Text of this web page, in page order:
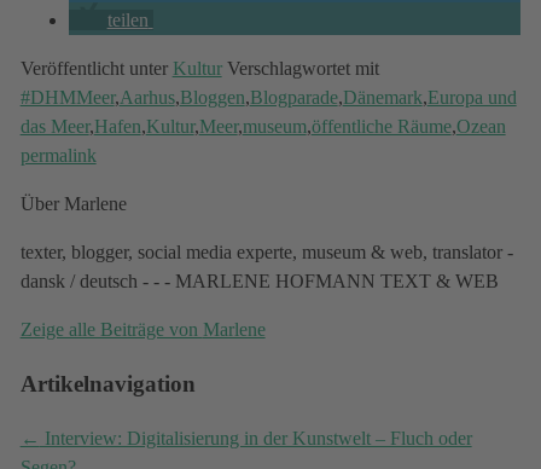
teilen
Veröffentlicht unter Kultur Verschlagwortet mit
#DHMMeer,Aarhus,Bloggen,Blogparade,Dänemark,Europa und
das Meer,Hafen,Kultur,Meer,museum,öffentliche Räume,Ozean
permalink
Über Marlene
texter, blogger, social media experte, museum & web, translator -
dansk / deutsch - - - MARLENE HOFMANN TEXT & WEB
Zeige alle Beiträge von Marlene
Artikelnavigation
← Interview: Digitalisierung in der Kunstwelt – Fluch oder